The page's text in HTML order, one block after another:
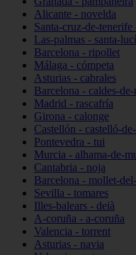
Alicante - novelda
Santa-cruz-de-tenerife
Las-palmas - santa-
Barcelona - ripollet
Málaga - cómpeta
Asturias - cabrales
Barcelona - caldes-
Madrid - rascafría
Girona - calonge
Castellón - castelló-
Pontevedra - tui
Murcia - alhama-de-
Cantabria - noja
Barcelona - mollet-
Sevilla - tomares
Illes-balears - deià
A-coruña - a-coruña
Valencia - torrent
Asturias - navia